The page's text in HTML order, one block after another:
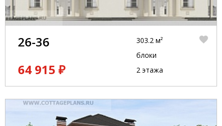
26-36
64 915 ₽
303.2 м²
блоки
2 этажа